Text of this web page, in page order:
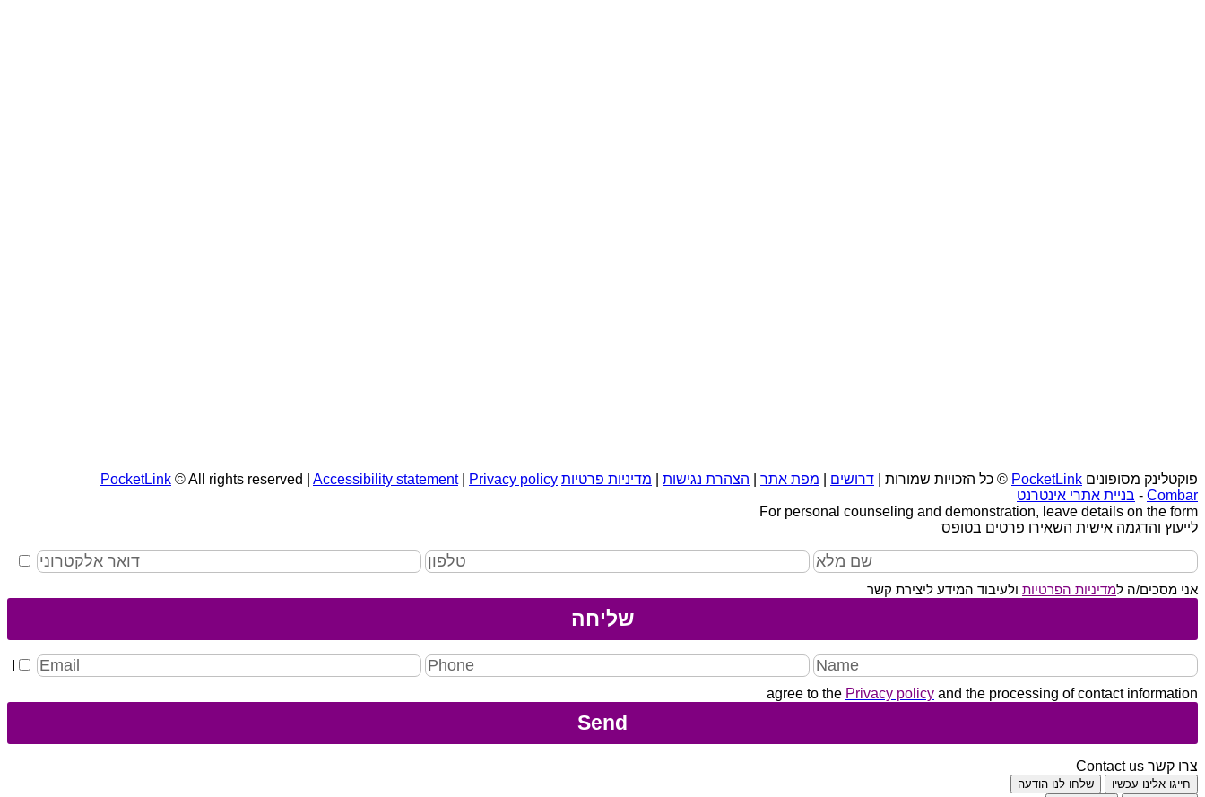
פוקטלינק מסופונים PocketLink © כל הזכויות שמורות | דרושים מפת אתר הצהרת נגישות מדיניות פרטיות PocketLink © All rights reserved | Accessibility statement|
Privacy policy
Combar
- בניית אתרי אינטרנט
For personal counseling and demonstration, leave details on the form
לייעוץ והדגמה אישית השאירו פרטים בטופס
אני מסכים/ה למדיניות הפרטיות ולעיבוד המידע ליצירת קשר
agree to the Privacy policy and the processing of contact information
צרו קשר Contact us
חייגו אלינו עכשיו
שלחו לנו הודעה